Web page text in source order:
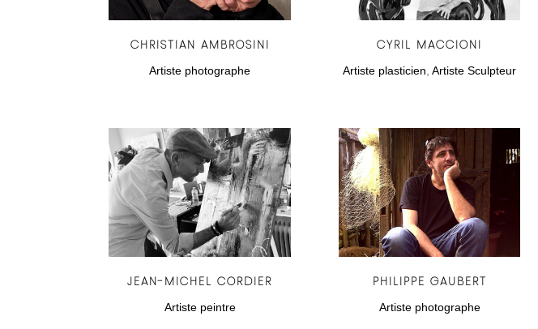
CHRISTIAN AMBROSINI
Artiste photographe
CYRIL MACCIONI
Artiste plasticien ,Artiste Sculpteur
JEAN-MICHEL CORDIER
Artiste peintre
PHILIPPE GAUBERT
Artiste photographe